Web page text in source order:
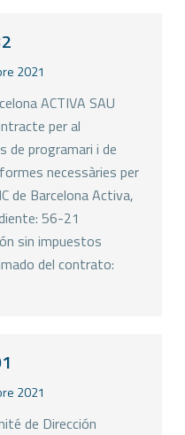
2021
ACTIVA SAU
per al
de programari i de
necessàries per
de Barcelona Activa,
56-21
sin impuestos
del contrato:
2021
de Dirección